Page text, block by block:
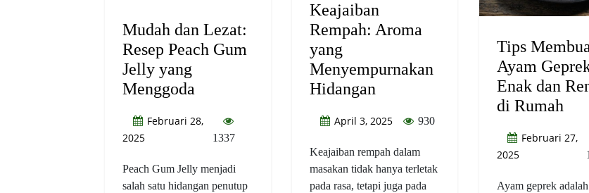
Keajaiban
Rempah: Aroma
yang
Menyempurnakan
Hidangan
April 3, 2025 930
Keajaiban rempah dalam
masakan tidak hanya terletak
pada rasa, tetapi juga pada
Mudah dan Lezat:
Resep Peach Gum
Jelly yang
Menggoda
Februari 28,
2025
1337
Peach Gum Jelly menjadi
salah satu hidangan penutup
Tips
Ayam
Enak dan
di Rumah
Februari 27,
2025
Ayam geprek